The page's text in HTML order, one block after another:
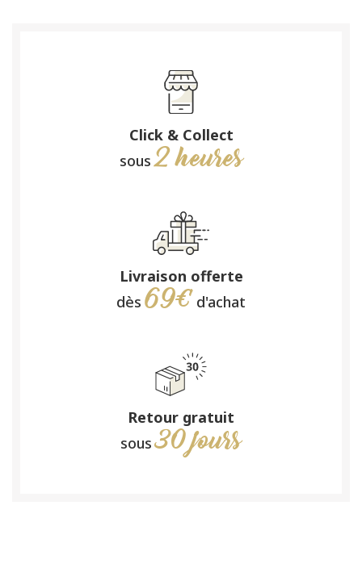
Click & Collect
sous2 heures
Livraison offerte
dès69€ d'achat
Retour gratuit
sous30 jours